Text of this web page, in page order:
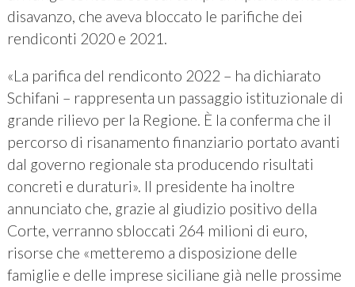
disavanzo, che aveva bloccato le parifiche dei
rendiconti 2020 e 2021.
«La parifica del rendiconto 2022 – ha dichiarato
Schifani – rappresenta un passaggio istituzionale di
grande rilievo per la Regione. È la conferma che il
percorso di risanamento finanziario portato avanti
dal governo regionale sta producendo risultati
concreti e duraturi». Il presidente ha inoltre
annunciato che, grazie al giudizio positivo della
Corte, verranno sbloccati 264 milioni di euro,
risorse che «metteremo a disposizione delle
famiglie e delle imprese siciliane già nelle prossime